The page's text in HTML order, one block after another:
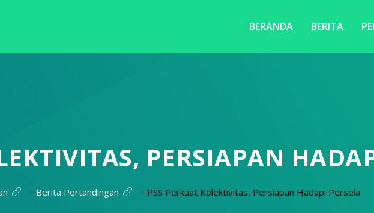
BERANDA BERITA
PERSIAPAN
> Berita Pertandingan > PSS Perkuat Kolektivitas, Persiapan Hadapi Persela